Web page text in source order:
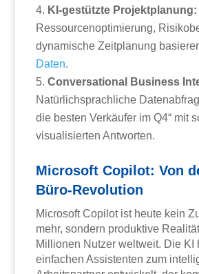
KI-gestützte Projektplanung:
Ressourcenoptimierung,
dynamische Zeitplanung
Daten.
Conversational Business
Natürlichsprachliche
die besten Verkäufer im Q4“ mit
visualisierten Antworten.
Microsoft Copilot: Von
Büro-Revolution
Microsoft Copilot ist heute kein
mehr, sondern produktive
Millionen Nutzer weltweit. Die KI
einfachen Assistenten zum